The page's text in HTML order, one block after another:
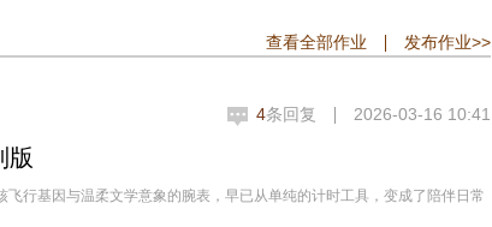
查看全部作业 发布作业>>
版
行基因与温柔文学意象的腕表，早已从单纯的计时工具，变成了陪伴日常
4条回复 2026-03-16 10:41